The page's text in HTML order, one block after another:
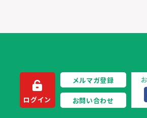
ログイン
メルマガ登録
お問い合わせ